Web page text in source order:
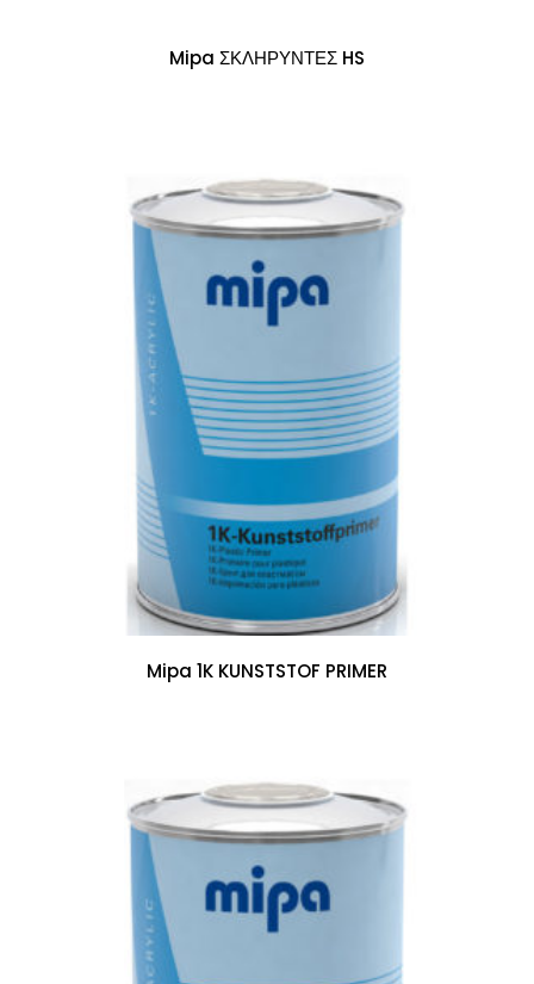
Mipa ΣΚΛΗΡΥΝΤΕΣ HS
Mipa 1K KUNSTSTOF PRIMER